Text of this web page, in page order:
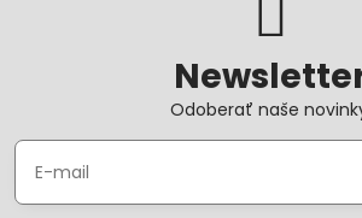
Odoberať naše